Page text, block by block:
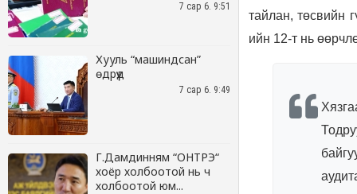
7 сар 6. 9:51
Хууль “машиндсан”
өдрүүд
7 сар 6. 9:49
Г.Дамдинням “ОНТРЭ“
хоёр холбоотой нь ч
холбоотой юм...